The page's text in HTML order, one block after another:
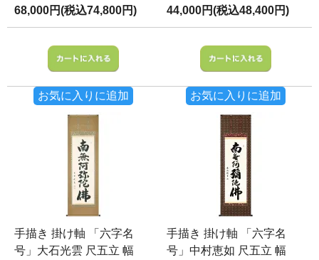
68,000円(税込74,800円)
お気に入りに追加
44,000円(税込48,400円)
お気に入りに追加
手描き 掛け軸 「六字名
号」大石光雲 尺五立 幅
手描き 掛け軸 「六字名
号」中村恵如 尺五立 幅